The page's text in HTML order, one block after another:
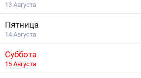
13 Августа
Пятница
14 Августа
Суббота
15 Августа